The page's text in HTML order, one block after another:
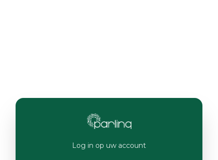
Log in op uw account